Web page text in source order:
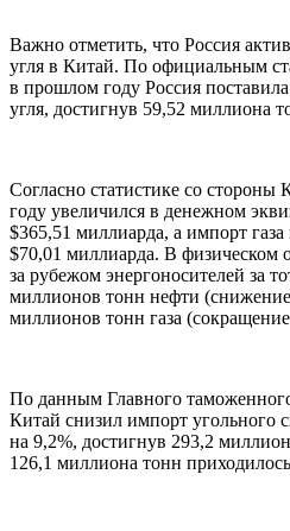
Важно отметить, что Россия
угля в Китай. По официальным
в прошлом году Россия
угля, достигнув 59,52 миллиона
Согласно статистике со
году увеличился в денежном
$365,51 миллиарда, а импорт
$70,01 миллиарда. В физическом
за рубежом энергоносителей за
миллионов тонн нефти
миллионов тонн газа
По данным Главного
Китай снизил импорт угольного
на 9,2%, достигнув 293,2
126,1 миллиона тонн